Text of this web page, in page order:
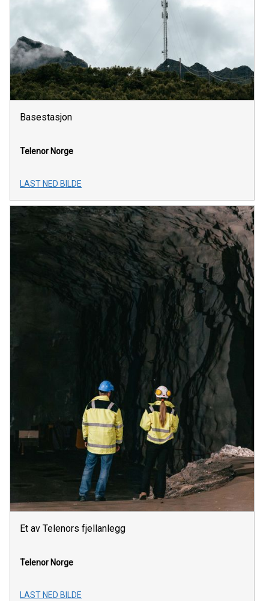
Basestasjon
Telenor Norge
LAST NED BILDE
Et av Telenors fjellanlegg
Telenor Norge
LAST NED BILDE